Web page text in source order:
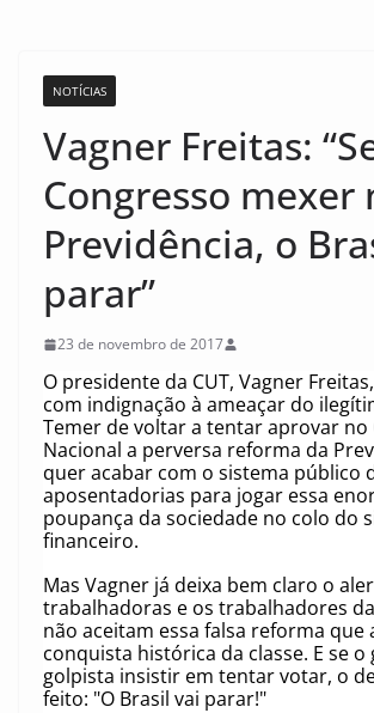
NOTÍCIAS
Vagner Freitas:
Congresso mexer
Previdência, o
parar”
23 de novembro de 2017
O presidente da CUT, Vagner
com indignação à ameaçar do
Temer de voltar a tentar aprovar no
Nacional a perversa reforma da
quer acabar com o sistema público
aposentadorias para jogar essa
poupança da sociedade no colo do
financeiro.
Mas Vagner já deixa bem claro o
trabalhadoras e os trabalhadores
não aceitam essa falsa reforma que
conquista histórica da classe. E se o
golpista insistir em tentar votar, o
feito: "O Brasil vai parar!"